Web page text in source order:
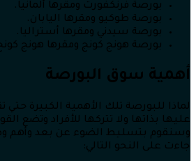
بورصة فرنكفورت ومقرها ألمانيا.
بورصة طوكيو ومقرها اليابان.
بورصة سيدني ومقرها أستراليا.
بورصة هونج كونج ومقرها هونج
أهمية سوق البورصة
لماذا للبورصة تلك الأهمية الكبيرة حتي
عليها بذاتها ولا تتركها للأفراد وتضع
وسنقوم بتسليط الضوء عن بعد وأهم
جاءت على النحو التالي: